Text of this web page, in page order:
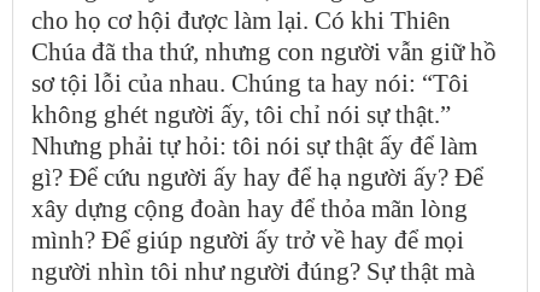
cho họ cơ hội được làm lại. Có khi Thiên
Chúa đã tha thứ, nhưng con người vẫn giữ hồ
sơ tội lỗi của nhau. Chúng ta hay nói: “Tôi
không ghét người ấy, tôi chỉ nói sự thật.”
Nhưng phải tự hỏi: tôi nói sự thật ấy để làm
gì? Để cứu người ấy hay để hạ người ấy? Để
xây dựng cộng đoàn hay để thỏa mãn lòng
mình? Để giúp người ấy trở về hay để mọi
người nhìn tôi như người đúng? Sự thật mà